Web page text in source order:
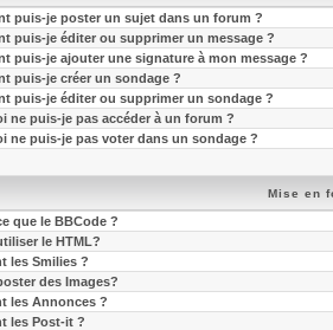
puis-je poster un sujet dans un forum ?
puis-je éditer ou supprimer un message ?
puis-je ajouter une signature à mon message ?
puis-je créer un sondage ?
puis-je éditer ou supprimer un sondage ?
ne puis-je pas accéder à un forum ?
ne puis-je pas voter dans un sondage ?
Mise en
que le BBCode ?
le HTML?
les Smilies ?
des Images?
les Annonces ?
les Post-it ?